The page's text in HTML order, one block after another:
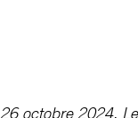
26 octobre 2024.